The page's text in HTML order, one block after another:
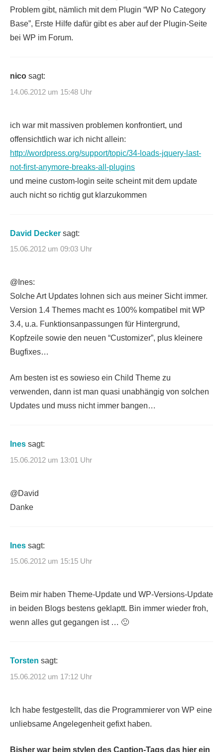
Problem gibt, nämlich mit dem Plugin “WP No Category
Base”, Erste Hilfe dafür gibt es aber auf der Plugin-Seite
bei WP im Forum.
nico sagt:
14.06.2012 um 15:48 Uhr
ich war mit massiven problemen konfrontiert, und
offensichtlich war ich nicht allein:
http://wordpress.org/support/topic/34-loads-jquery-last-
not-first-anymore-breaks-all-plugins
und meine custom-login seite scheint mit dem update
auch nicht so richtig gut klarzukommen
David Decker sagt:
15.06.2012 um 09:03 Uhr
@Ines:
Solche Art Updates lohnen sich aus meiner Sicht immer.
Version 1.4 Themes macht es 100% kompatibel mit WP
3.4, u.a. Funktionsanpassungen für Hintergrund,
Kopfzeile sowie den neuen “Customizer”, plus kleinere
Bugfixes…
Am besten ist es sowieso ein Child Theme zu
verwenden, dann ist man quasi unabhängig von solchen
Updates und muss nicht immer bangen…
Ines sagt:
15.06.2012 um 13:01 Uhr
@David
Danke
Ines sagt:
15.06.2012 um 15:15 Uhr
Beim mir haben Theme-Update und WP-Versions-Update
in beiden Blogs bestens geklaptt. Bin immer wieder froh,
wenn alles gut gegangen ist … 🙂
Torsten sagt:
15.06.2012 um 17:12 Uhr
Ich habe festgestellt, das die Programmierer von WP eine
unliebsame Angelegenheit gefixt haben.
Bisher war beim stylen des Caption-Tags das hier ein